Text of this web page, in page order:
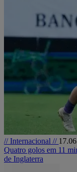
// Internacional //
Quatro golos em 11
de Inglaterra